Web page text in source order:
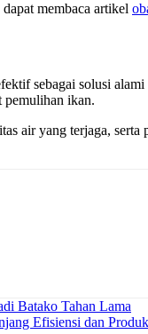
membaca artikel
sebagai solusi
pemulihan ikan.
air yang terjaga,
Batako Tahan Lama
Efisiensi dan